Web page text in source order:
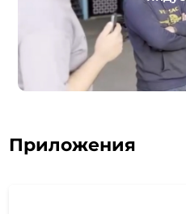
Приложения